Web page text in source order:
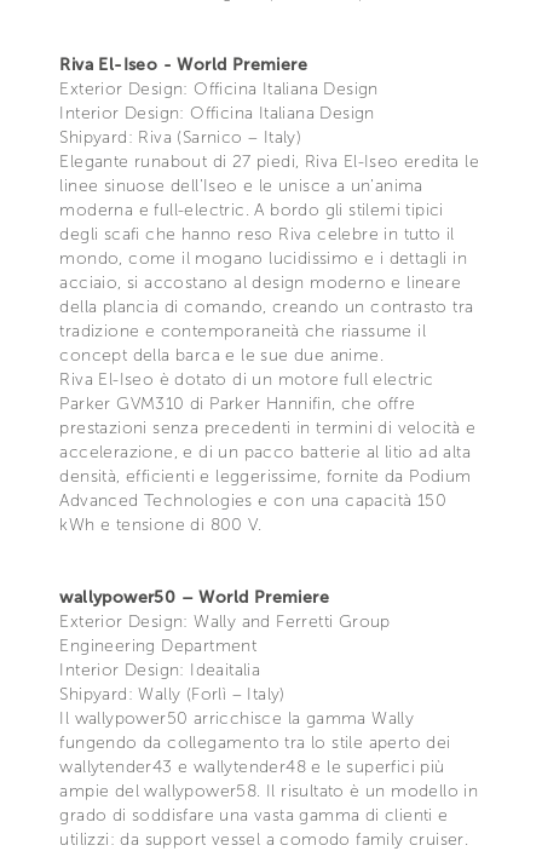
Riva El-Iseo - World Premiere
Exterior Design: Officina Italiana Design
Interior Design: Officina Italiana Design
Shipyard: Riva (Sarnico – Italy)
Elegante runabout di 27 piedi, Riva El-Iseo eredita le
linee sinuose dell’Iseo e le unisce a un’anima
moderna e full-electric. A bordo gli stilemi tipici
degli scafi che hanno reso Riva celebre in tutto il
mondo, come il mogano lucidissimo e i dettagli in
acciaio, si accostano al design moderno e lineare
della plancia di comando, creando un contrasto tra
tradizione e contemporaneità che riassume il
concept della barca e le sue due anime.
Riva El-Iseo è dotato di un motore full electric
Parker GVM310 di Parker Hannifin, che offre
prestazioni senza precedenti in termini di velocità e
accelerazione, e di un pacco batterie al litio ad alta
densità, efficienti e leggerissime, fornite da Podium
Advanced Technologies e con una capacità 150
kWh e tensione di 800 V.
wallypower50 – World Premiere
Exterior Design: Wally and Ferretti Group
Engineering Department
Interior Design: Ideaitalia
Shipyard: Wally (Forlì – Italy)
Il wallypower50 arricchisce la gamma Wally
fungendo da collegamento tra lo stile aperto dei
wallytender43 e wallytender48 e le superfici più
ampie del wallypower58. Il risultato è un modello in
grado di soddisfare una vasta gamma di clienti e
utilizzi: da support vessel a comodo family cruiser.